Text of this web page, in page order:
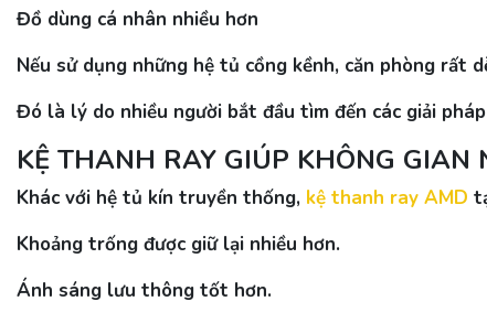
Đồ dùng cá nhân nhiều hơn
Nếu sử dụng những hệ tủ cồng kềnh, căn phòng rất
Đó là lý do nhiều người bắt đầu tìm đến các giải
KỆ THANH RAY GIÚP KHÔNG GIAN
Khác với hệ tủ kín truyền thống, kệ thanh ray AMD
Khoảng trống được giữ lại nhiều hơn.
Ánh sáng lưu thông tốt hơn.